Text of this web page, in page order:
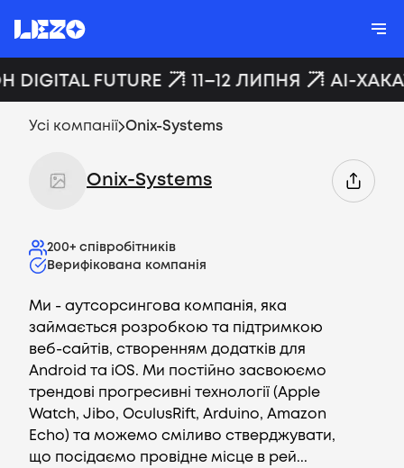
DIGITAL FUTURE 11–12 ЛИПНЯ AI-
Усі компанії Onix-Systems
Onix-Systems
200+ співробітників
Верифікована компанія
Ми - аутсорсингова компанія, яка
займається розробкою та підтримкою
веб-сайтів, створенням додатків для
Android та iOS. Ми постійно засвоюємо
трендові прогресивні технології (Apple
Watch, Jibo, OculusRift, Arduino, Amazon
Echo) та можемо сміливо стверджувати,
що посідаємо провідне місце в рей...